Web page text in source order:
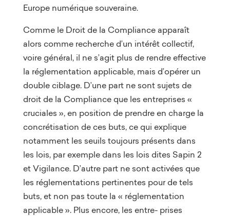
Europe numérique souveraine.
Comme le Droit de la Compliance apparaît
alors comme recherche d’un intérêt collectif,
voire général, il ne s’agit plus de rendre effective
la réglementation applicable, mais d’opérer un
double ciblage. D’une part ne sont sujets de
droit de la Compliance que les entreprises «
cruciales », en position de prendre en charge la
concrétisation de ces buts, ce qui explique
notamment les seuils toujours présents dans
les lois, par exemple dans les lois dites Sapin 2
et Vigilance. D’autre part ne sont activées que
les réglementations pertinentes pour de tels
buts, et non pas toute la « réglementation
applicable ». Plus encore, les entre- prises